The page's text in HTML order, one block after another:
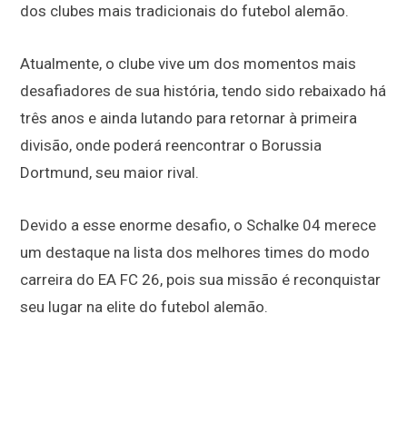
dos clubes mais tradicionais do futebol alemão.
Atualmente, o clube vive um dos momentos mais
desafiadores de sua história, tendo sido rebaixado há
três anos e ainda lutando para retornar à primeira
divisão, onde poderá reencontrar o Borussia
Dortmund, seu maior rival.
Devido a esse enorme desafio, o Schalke 04 merece
um destaque na lista dos melhores times do modo
carreira do EA FC 26, pois sua missão é reconquistar
seu lugar na elite do futebol alemão.